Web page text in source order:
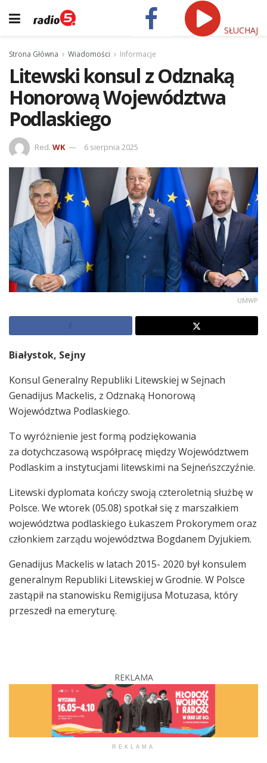
SŁUCHAJ
Strona Główna Wiadomości Informacje
Litewski konsul z Odznaką
Honorową Województwa
Podlaskiego
Red. WK 6 sierpnia 2025
UMWP
Białystok, Sejny
Konsul Generalny Republiki Litewskiej w Sejnach
Genadijus Mackelis, z Odznaką Honorową
Województwa Podlaskiego.
To wyróżnienie jest formą podziękowania
za dotychczasową współpracę między Województwem
Podlaskim a instytucjami litewskimi na Sejneńszczyźnie.
Litewski dyplomata kończy swoją czteroletnią służbę w
Polsce. We wtorek (05.08) spotkał się z marszałkiem
województwa podlaskiego Łukaszem Prokorymem oraz
członkiem zarządu województwa Bogdanem Dyjukiem.
Genadijus Mackelis w latach 2015- 2020 był konsulem
generalnym Republiki Litewskiej w Grodnie. W Polsce
zastąpił na stanowisku Remigijusa Motuzasa, który
przeszedł na emeryturę.
REKLAMA
REKLAMA